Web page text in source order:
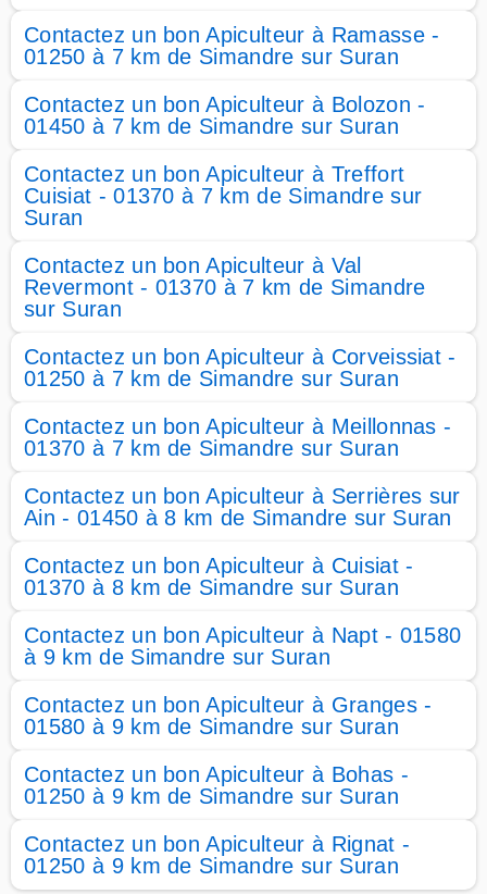
Contactez un bon Apiculteur à Ramasse -
01250 à 7 km de Simandre sur Suran
Contactez un bon Apiculteur à Bolozon -
01450 à 7 km de Simandre sur Suran
Contactez un bon Apiculteur à Treffort
Cuisiat - 01370 à 7 km de Simandre sur
Suran
Contactez un bon Apiculteur à Val
Revermont - 01370 à 7 km de Simandre
sur Suran
Contactez un bon Apiculteur à Corveissiat -
01250 à 7 km de Simandre sur Suran
Contactez un bon Apiculteur à Meillonnas -
01370 à 7 km de Simandre sur Suran
Contactez un bon Apiculteur à Serrières sur
Ain - 01450 à 8 km de Simandre sur Suran
Contactez un bon Apiculteur à Cuisiat -
01370 à 8 km de Simandre sur Suran
Contactez un bon Apiculteur à Napt - 01580
à 9 km de Simandre sur Suran
Contactez un bon Apiculteur à Granges -
01580 à 9 km de Simandre sur Suran
Contactez un bon Apiculteur à Bohas -
01250 à 9 km de Simandre sur Suran
Contactez un bon Apiculteur à Rignat -
01250 à 9 km de Simandre sur Suran